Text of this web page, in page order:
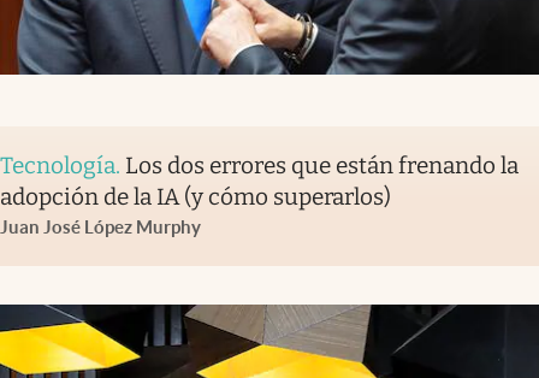
Tecnología. Los dos errores que están frenando la
adopción de la IA (y cómo superarlos)
Juan José López Murphy